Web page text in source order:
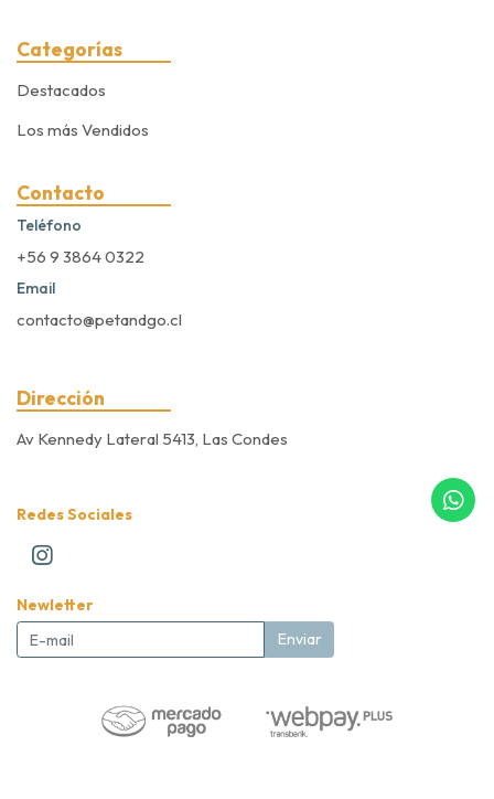
Categorías
Destacados
Los más Vendidos
Contacto
Teléfono
+56 9 3864 0322
Email
contacto@petandgo.cl
Dirección
Av Kennedy Lateral 5413, Las Condes
Redes Sociales
Newletter
Enviar